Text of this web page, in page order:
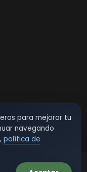
para mejorar tu
navegando
, política de